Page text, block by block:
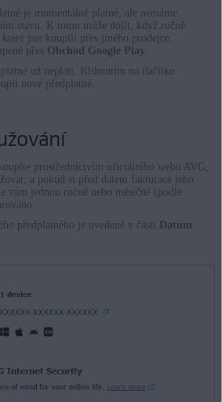
je momentálně platné, ale nemáme
stavu. K tomu může dojít, když ručně
jste koupili přes jiného prodejce,
přes Obchod Google Play.
už neplatí. Kliknutím na tlačítko
nové předplatné.
prostřednictvím oficiálního webu AVG,
a pokud si před datem fakturace jeho
vám jednou ročně nebo měsíčně (podle
předplatného je uvedené v části Datum